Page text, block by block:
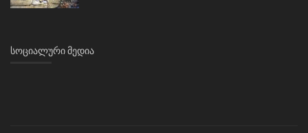
ᲡᲝᲪᲘᲐᲚᲣᲠᲘ ᲛᲔᲓᲘᲐ